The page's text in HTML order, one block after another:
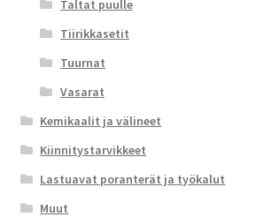
Taltat puulle
Tiirikkasetit
Tuurnat
Vasarat
Kemikaalit ja välineet
Kiinnitystarvikkeet
Lastuavat poranterät ja työkalut
Muut